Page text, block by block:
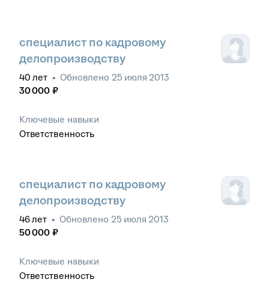
специалист по кадровому
делопроизводству
40 лет • Обновлено 25 июля 2013
30 000 ₽
Ключевые навыки
Ответственность
специалист по кадровому
делопроизводству
46лет • Обновлено 25 июля 2013
50 000 ₽
Ключевые навыки
Ответственность